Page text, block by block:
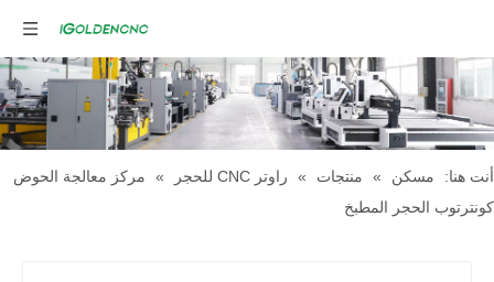
أنت هنا: مسكن » منتجات » راوتر CNC للحجر »
مركز معالجة الحوض
كونترتوب الحجر المطبخ